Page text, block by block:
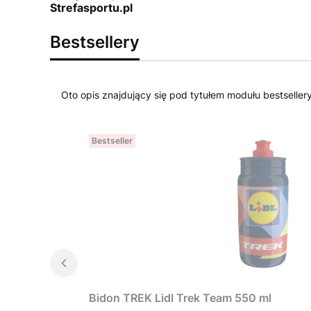
Strefasportu.pl
Bestsellery
Oto opis znajdujący się pod tytułem modułu
Bestseller
Bidon TREK Lidl Trek Team 550 ml